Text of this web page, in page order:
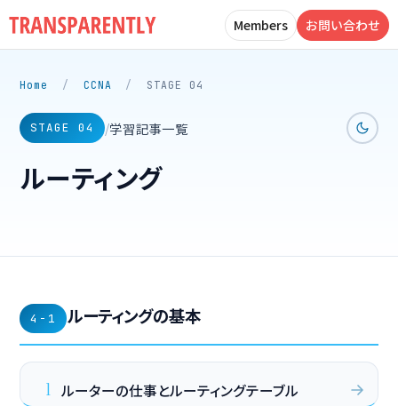
Members お問い合わせ
Home / CCNA / STAGE 04
STAGE 04 /学習記事一覧
ルーティング
4-1 ルーティングの基本
1 ルーターの仕事とルーティングテーブル